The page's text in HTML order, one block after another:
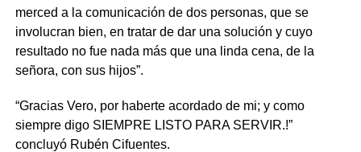
merced a la comunicación de dos personas, que se
involucran bien, en tratar de dar una solución y cuyo
resultado no fue nada más que una linda cena, de la
señora, con sus hijos”.
“Gracias Vero, por haberte acordado de mi; y como
siempre digo SIEMPRE LISTO PARA SERVIR.!”
concluyó Rubén Cifuentes.